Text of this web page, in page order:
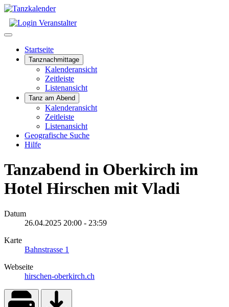
Startseite
Tanznachmittage
Kalenderansicht
Zeitleiste
Listenansicht
Tanz am Abend
Kalenderansicht
Zeitleiste
Listenansicht
Geografische Suche
Hilfe
Tanzabend in Oberkirch im
Hotel Hirschen mit Vladi
Datum
26.04.2025 20:00 - 23:59
Karte
Bahnstrasse 1
Webseite
hirschen-oberkirch.ch